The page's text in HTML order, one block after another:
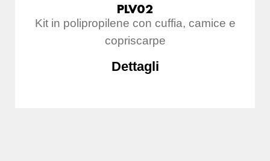
PLV02
Kit in polipropilene con cuffia, camice e
copriscarpe
Dettagli